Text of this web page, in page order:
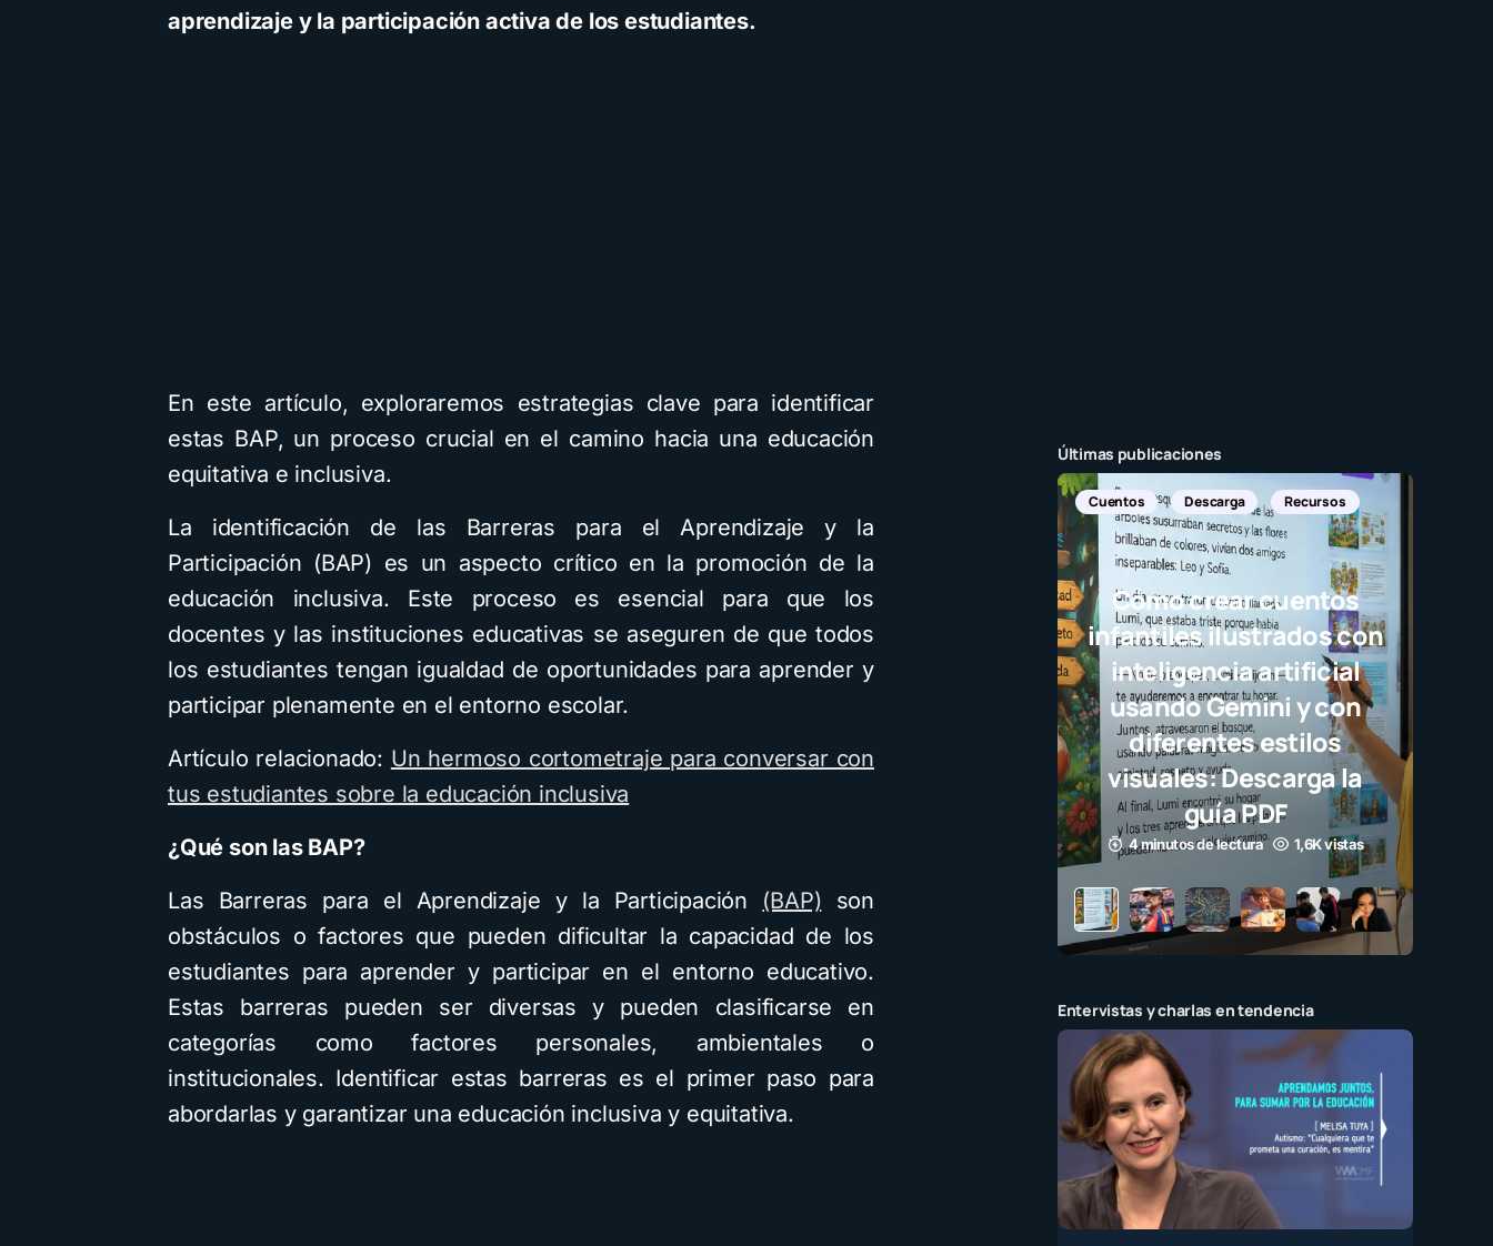
aprendizaje y la participación activa de los estudiantes.
En este artículo, exploraremos estrategias clave para identificar
estas BAP, un proceso crucial en el camino hacia una educación
equitativa e inclusiva.
La identificación de las Barreras para el Aprendizaje y la
Participación (BAP) es un aspecto crítico en la promoción de la
educación inclusiva. Este proceso es esencial para que los
docentes y las instituciones educativas se aseguren de que todos
los estudiantes tengan igualdad de oportunidades para aprender y
participar plenamente en el entorno escolar.
Artículo relacionado: Un hermoso cortometraje para conversar con
tus estudiantes sobre la educación inclusiva
¿Qué son las BAP?
Las Barreras para el Aprendizaje y la Participación (BAP) son
obstáculos o factores que pueden dificultar la capacidad de los
estudiantes para aprender y participar en el entorno educativo.
Estas barreras pueden ser diversas y pueden clasificarse en
categorías como factores personales, ambientales o
institucionales. Identificar estas barreras es el primer paso para
abordarlas y garantizar una educación inclusiva y equitativa.
Últimas publicaciones
Cuentos Descarga Recursos
Cómo crear cuentos
infantiles ilustrados con
inteligencia artificial
usando Gemini y con
diferentes estilos
visuales: Descarga la
guía PDF
4 minutos de lectura 1,6K vistas
Entervistas y charlas en tendencia